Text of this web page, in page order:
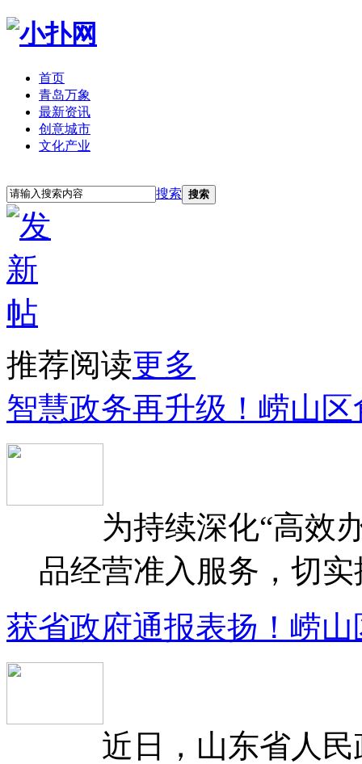
首页
青岛万象
最新资讯
创意城市
文化产业
搜索 搜索
推荐阅读更多
智慧政务再升级！崂山
为持续深化“高效办
品经营准入服务，切
获省政府通报表扬！崂
近日，山东省人民